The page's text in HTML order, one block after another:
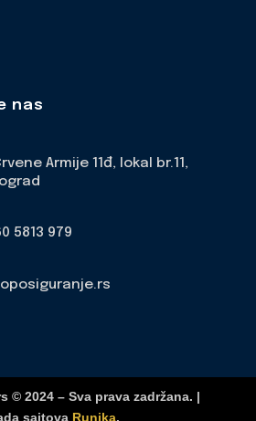
nas
Armije 11đ, lokal br.11,
5813 979
© 2024 – Sva prava zadržana. |
sajtova Runika.